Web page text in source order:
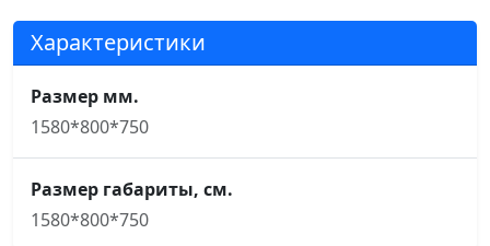
Характеристики
Размер мм.
1580*800*750
Размер габариты, см.
1580*800*750